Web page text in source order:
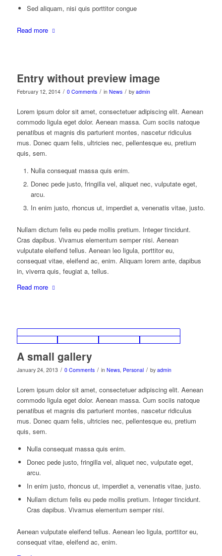
Sed aliquam, nisi quis porttitor congue
Read more
Entry without preview image
February 12, 2014 / 0 Comments / in News / by admin
Lorem ipsum dolor sit amet, consectetuer adipiscing elit. Aenean
commodo ligula eget dolor. Aenean massa. Cum sociis natoque
penatibus et magnis dis parturient montes, nascetur ridiculus
mus. Donec quam felis, ultricies nec, pellentesque eu, pretium
quis, sem.
Nulla consequat massa quis enim.
Donec pede justo, fringilla vel, aliquet nec, vulputate eget,
arcu.
In enim justo, rhoncus ut, imperdiet a, venenatis vitae, justo.
Nullam dictum felis eu pede mollis pretium. Integer tincidunt.
Cras dapibus. Vivamus elementum semper nisi. Aenean
vulputate eleifend tellus. Aenean leo ligula, porttitor eu,
consequat vitae, eleifend ac, enim. Aliquam lorem ante, dapibus
in, viverra quis, feugiat a, tellus.
Read more
A small gallery
January 24, 2013 / 0 Comments / in News, Personal / by admin
Lorem ipsum dolor sit amet, consectetuer adipiscing elit. Aenean
commodo ligula eget dolor. Aenean massa. Cum sociis natoque
penatibus et magnis dis parturient montes, nascetur ridiculus
mus. Donec quam felis, ultricies nec, pellentesque eu, pretium
quis, sem.
Nulla consequat massa quis enim.
Donec pede justo, fringilla vel, aliquet nec, vulputate eget,
arcu.
In enim justo, rhoncus ut, imperdiet a, venenatis vitae, justo.
Nullam dictum felis eu pede mollis pretium. Integer tincidunt.
Cras dapibus. Vivamus elementum semper nisi.
Aenean vulputate eleifend tellus. Aenean leo ligula, porttitor eu,
consequat vitae, eleifend ac, enim.